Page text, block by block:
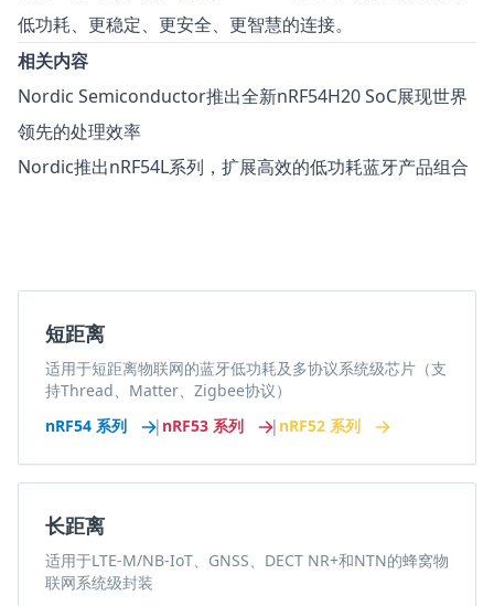
低功耗、更稳定、更安全、更智慧的连接。
相关内容
Nordic Semiconductor推出全新nRF54H20 SoC展现世界
领先的处理效率
Nordic推出nRF54L系列，扩展高效的低功耗蓝牙产品组合
短距离
适用于短距离物联网的蓝牙低功耗及多协议系统级芯片（支
持Thread、Matter、Zigbee协议）
nRF54 系列
| nRF53 系列 | nRF52 系列
长距离
适用于LTE-M/NB-IoT、GNSS、DECT NR+和NTN的蜂窝物
联网系统级封装